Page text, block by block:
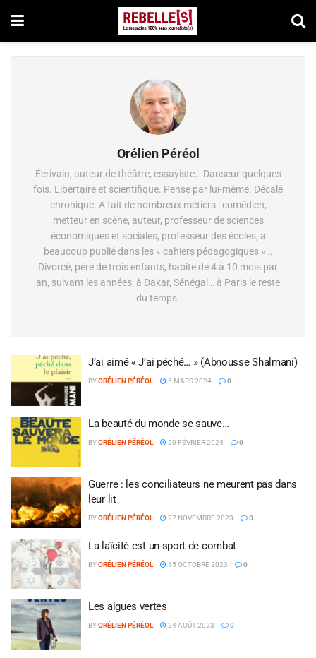
Orélien Péréol
Écrivain, auteur de théâtre, essayiste… Danseur quelques
fois. Libertaire et scientifique. Pense par lui-même. Décalé
chronique. A fait de nombreux métiers : comédien,
metteur en scène, auteur, professeur de sciences
économiques et sociales, professeur des écoles, a
beaucoup publié dans les « cahiers pédagogiques »…
Divorcé, père de trois enfants, habite de 4 à 10 mois par
an, suivant les années, à Dakar, Sénégal… à Paris le reste
du temps.
J’ai aimé « J’ai péché… » (Abnousse Shalmani)
BYORÉLIEN PÉRÉOL 5 MARS 2024 0
La beauté du monde se sauve…
BYORÉLIEN PÉRÉOL 20 FÉVRIER 2024 0
Guerre : les conciliateurs ne meurent pas dans
leur lit
BYORÉLIEN PÉRÉOL 27 NOVEMBRE 2023 0
La laïcité est un sport de combat
BYORÉLIEN PÉRÉOL 15 OCTOBRE 2023 0
Les algues vertes
BYORÉLIEN PÉRÉOL 24 AOÛT 2023 0